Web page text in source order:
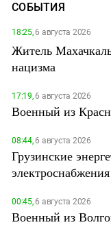
СОБЫТИЯ
18:25,6 августа 2026
Житель
нацизма
17:19,6 августа 2026
Военный из
08:44,6 августа 2026
Грузинские
00:45,6 августа 2026
Военный из